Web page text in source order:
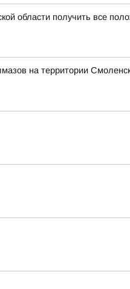
области получить все
на территории